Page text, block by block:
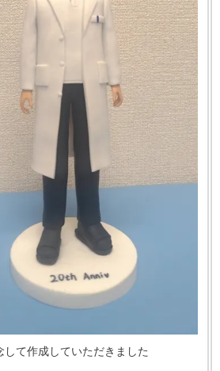
して作成していただきました